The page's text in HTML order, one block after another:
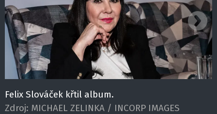
Felix Slováček křtil album.
Zdroj: MICHAEL ZELINKA / INCORP IMAGES